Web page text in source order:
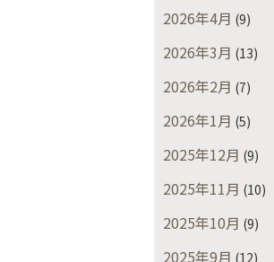
2026年4月 (9)
2026年3月 (13)
2026年2月 (7)
2026年1月 (5)
2025年12月 (9)
2025年11月 (10)
2025年10月 (9)
2025年9月 (12)